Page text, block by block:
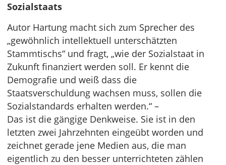
Sozialstaats
Autor Hartung macht sich zum Sprecher des
„gewöhnlich intellektuell unterschätzten
Stammtischs“ und fragt, „wie der Sozialstaat in
Zukunft finanziert werden soll. Er kennt die
Demografie und weiß dass die
Staatsverschuldung wachsen muss, sollen die
Sozialstandards erhalten werden.“ –
Das ist die gängige Denkweise. Sie ist in den
letzten zwei Jahrzehnten eingeübt worden und
zeichnet gerade jene Medien aus, die man
eigentlich zu den besser unterrichteten zählen